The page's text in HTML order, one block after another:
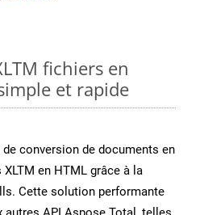
fichiers en
et rapide
conversion de documents en
en HTML grâce à la
Cette solution performante